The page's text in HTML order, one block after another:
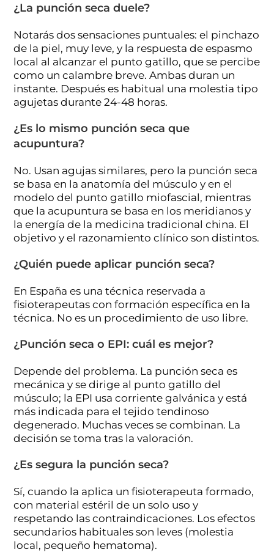
¿La punción seca duele?
Notarás dos sensaciones puntuales: el pinchazo
de la piel, muy leve, y la respuesta de espasmo
local al alcanzar el punto gatillo, que se percibe
como un calambre breve. Ambas duran un
instante. Después es habitual una molestia tipo
agujetas durante 24-48 horas.
¿Es lo mismo punción seca que
acupuntura?
No. Usan agujas similares, pero la punción seca
se basa en la anatomía del músculo y en el
modelo del punto gatillo miofascial, mientras
que la acupuntura se basa en los meridianos y
la energía de la medicina tradicional china. El
objetivo y el razonamiento clínico son distintos.
¿Quién puede aplicar punción seca?
En España es una técnica reservada a
fisioterapeutas con formación específica en la
técnica. No es un procedimiento de uso libre.
¿Punción seca o EPI: cuál es mejor?
Depende del problema. La punción seca es
mecánica y se dirige al punto gatillo del
músculo; la EPI usa corriente galvánica y está
más indicada para el tejido tendinoso
degenerado. Muchas veces se combinan. La
decisión se toma tras la valoración.
¿Es segura la punción seca?
Sí, cuando la aplica un fisioterapeuta formado,
con material estéril de un solo uso y
respetando las contraindicaciones. Los efectos
secundarios habituales son leves (molestia
local, pequeño hematoma).